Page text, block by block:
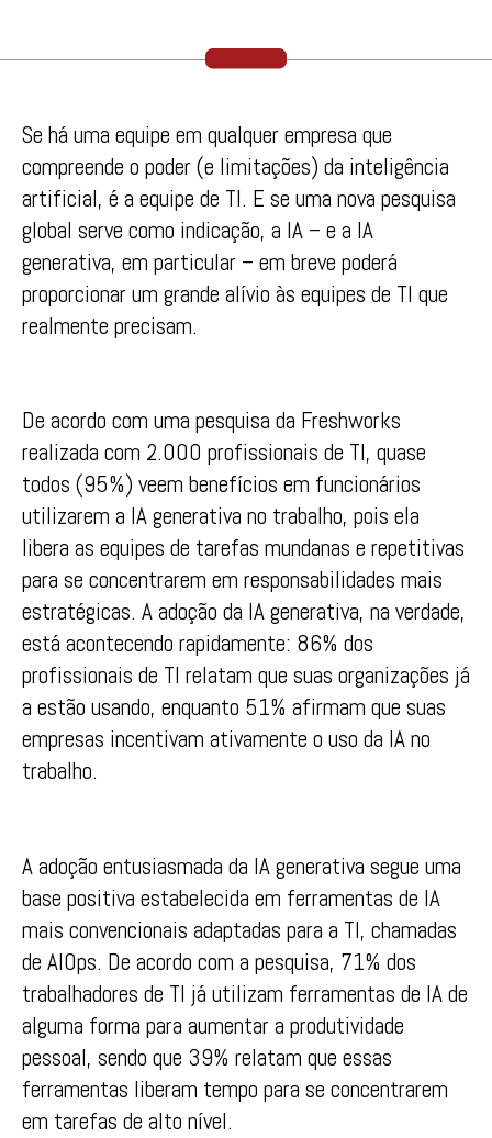
Se há uma equipe em qualquer empresa que
compreende o poder (e limitações) da inteligência
artificial, é a equipe de TI. E se uma nova pesquisa
global serve como indicação, a IA – e a IA
generativa, em particular – em breve poderá
proporcionar um grande alívio às equipes de TI que
realmente precisam.
De acordo com uma pesquisa da Freshworks
realizada com 2.000 profissionais de TI, quase
todos (95%) veem benefícios em funcionários
utilizarem a IA generativa no trabalho, pois ela
libera as equipes de tarefas mundanas e repetitivas
para se concentrarem em responsabilidades mais
estratégicas. A adoção da IA generativa, na verdade,
está acontecendo rapidamente: 86% dos
profissionais de TI relatam que suas organizações já
a estão usando, enquanto 51% afirmam que suas
empresas incentivam ativamente o uso da IA no
trabalho.
A adoção entusiasmada da IA generativa segue uma
base positiva estabelecida em ferramentas de IA
mais convencionais adaptadas para a TI, chamadas
de AIOps. De acordo com a pesquisa, 71% dos
trabalhadores de TI já utilizam ferramentas de IA de
alguma forma para aumentar a produtividade
pessoal, sendo que 39% relatam que essas
ferramentas liberam tempo para se concentrarem
em tarefas de alto nível.